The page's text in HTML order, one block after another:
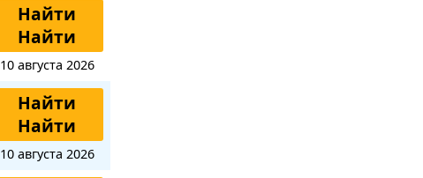
Найти
Найти
10 августа 2026
Найти
Найти
10 августа 2026